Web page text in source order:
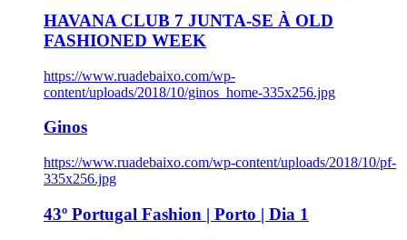
HAVANA CLUB 7 JUNTA-SE À OLD
FASHIONED WEEK
https://www.ruadebaixo.com/wp-
content/uploads/2018/10/ginos_home-335x256.jpg
Ginos
https://www.ruadebaixo.com/wp-content/uploads/2018/10/pf-
335x256.jpg
43º Portugal Fashion | Porto | Dia 1